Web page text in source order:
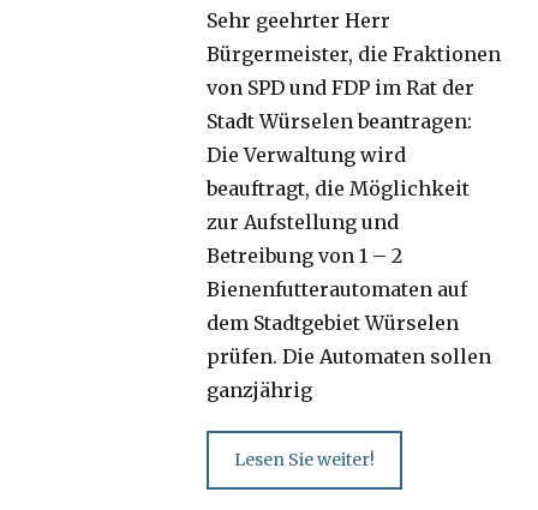
Sehr geehrter Herr
Bürgermeister, die Fraktionen
von SPD und FDP im Rat der
Stadt Würselen beantragen:
Die Verwaltung wird
beauftragt, die Möglichkeit
zur Aufstellung und
Betreibung von 1 – 2
Bienenfutterautomaten auf
dem Stadtgebiet Würselen
prüfen. Die Automaten sollen
ganzjährig
Lesen Sie weiter!